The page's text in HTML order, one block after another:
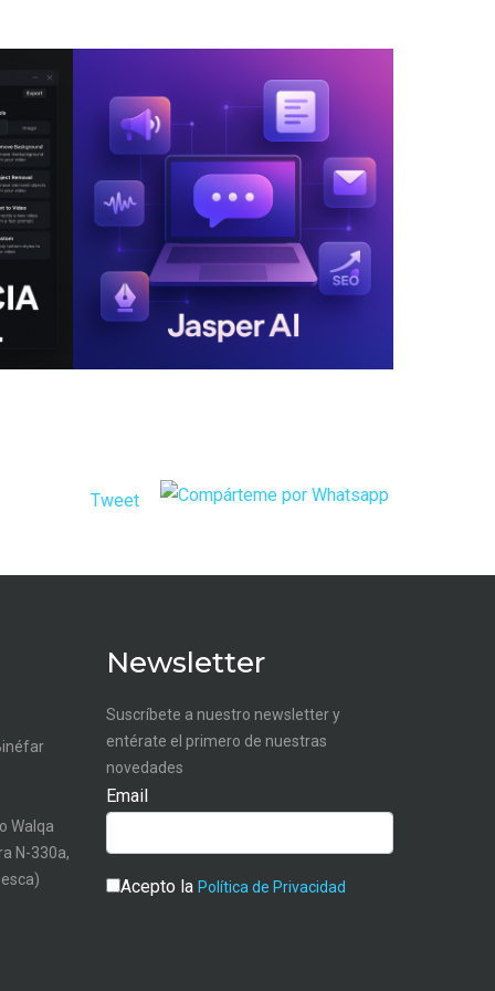
Tweet
Walqa
N-330a,
Newsletter
Suscríbete a nuestro newsletter y
entérate el primero de nuestras
novedades
Email
Acepto la Política de Privacidad